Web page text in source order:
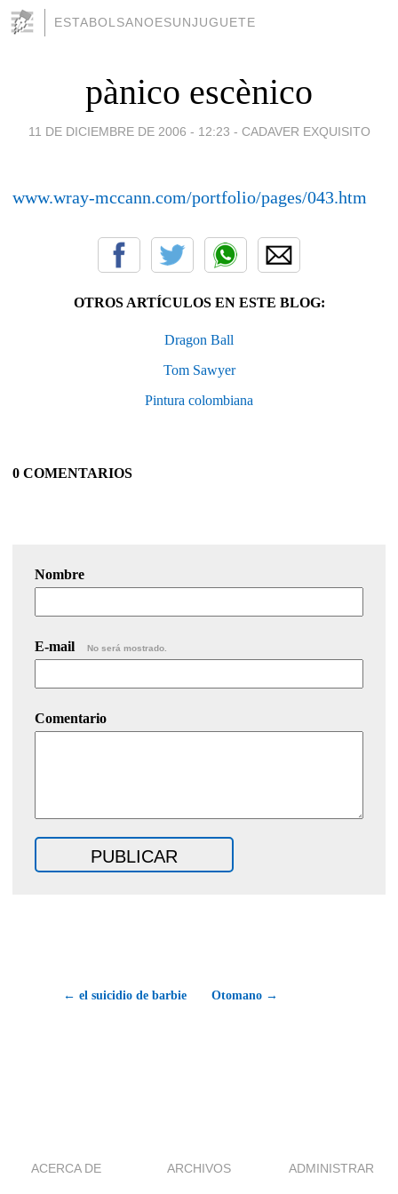
ESTABOLSANOESUNJUGUETE
pànico escènico
11 DE DICIEMBRE DE 2006 - 12:23 - CADAVER EXQUISITO
www.wray-mccann.com/portfolio/pages/043.htm
OTROS ARTÍCULOS EN ESTE BLOG:
Dragon Ball
Tom Sawyer
Pintura colombiana
0 COMENTARIOS
Nombre
E-mail No será mostrado.
Comentario
← el suicidio de barbie Otomano →
ACERCA DE ARCHIVOS ADMINISTRAR